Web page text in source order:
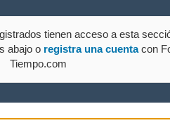
tienen acceso a esta
abajo o registra una cuentacon
Tiempo.com